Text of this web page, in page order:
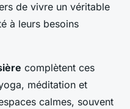
de vivre un véritable
à leurs besoins
complètent ces
méditation et
calmes, souvent